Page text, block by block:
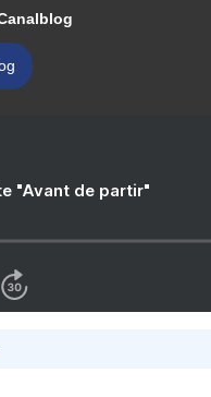
"Avant de partir"